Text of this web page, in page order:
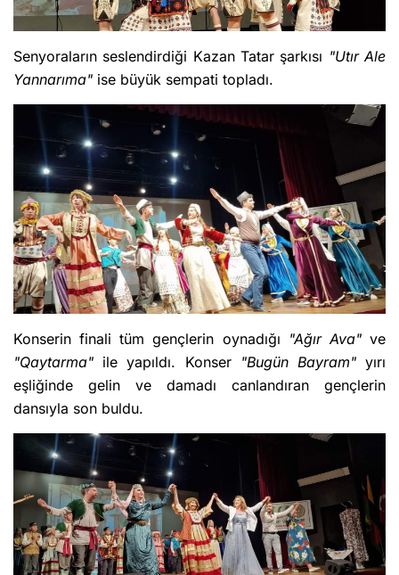
Senyoraların seslendirdiği Kazan Tatar şarkısı "Utır Ale
Yannarıma" ise büyük sempati topladı.
Konserin finali tüm gençlerin oynadığı "Ağır Ava"ve
"Qaytarma" ile yapıldı. Konser "Bugün Bayram"yırı
eşliğinde gelin ve damadı canlandıran gençlerin
dansıyla son buldu.